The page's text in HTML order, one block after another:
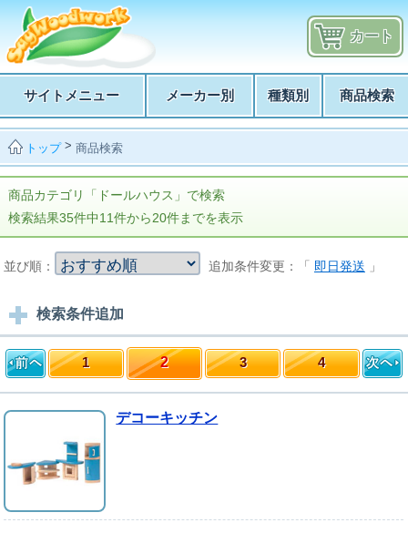
カート
サイトメニュー メーカー別 種類別 商品検索
トップ>商品検索
商品カテゴリ「ドールハウス」で検索
検索結果35件中11件から20件までを表示
並び順： 追加条件変更：「 即日発送 」
検索条件追加
1 2 3 4
デコーキッチン